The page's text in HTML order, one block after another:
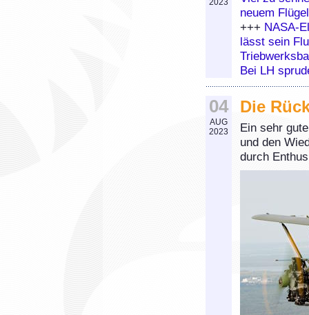
2023
neuem Flügel
+++ NASA-
lässt sein
Bei LH
04
AUG
2023
Die
Ein sehr
und den
durch